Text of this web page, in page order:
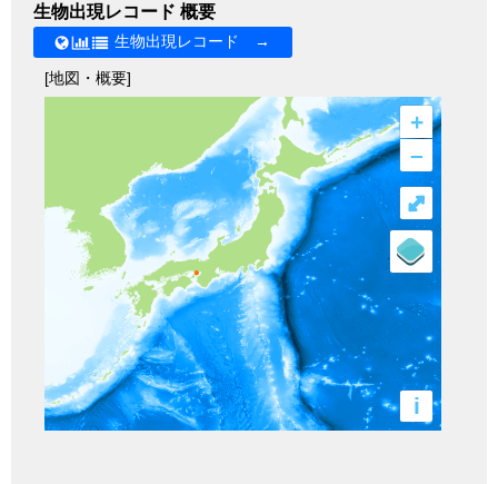
生物出現レコード 概要
生物出現レコード →
[地図・概要]
+
–
i
⤢